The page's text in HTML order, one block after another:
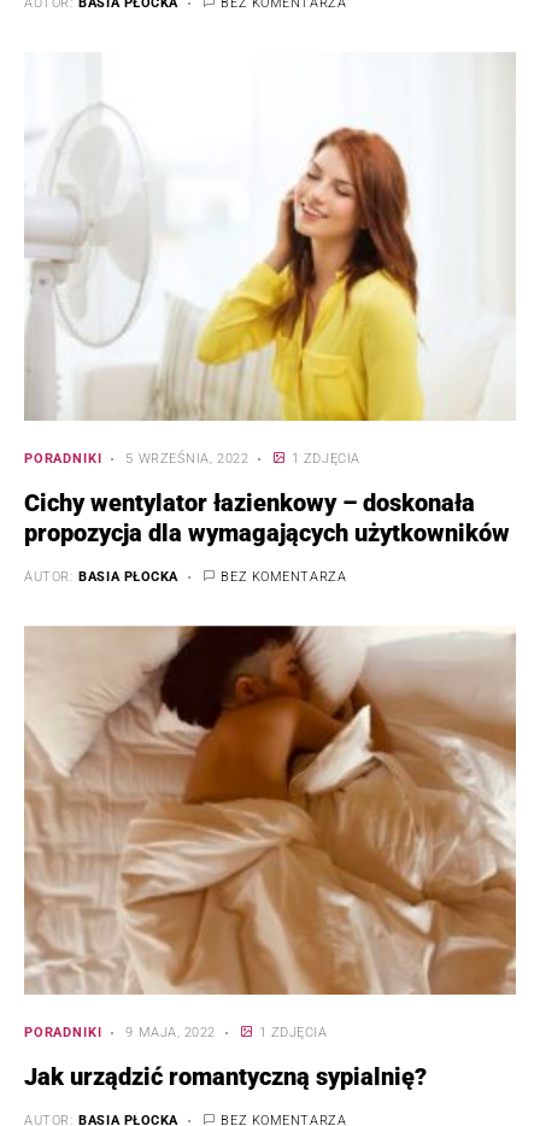
AUTOR: BASIA PŁOCKA BEZ KOMENTARZA
PORADNIKI 5 WRZEŚNIA, 2022 1 ZDJĘCIA
Cichy wentylator łazienkowy – doskonała
propozycja dla wymagających użytkowników
AUTOR: BASIA PŁOCKA BEZ KOMENTARZA
PORADNIKI 9 MAJA, 2022 1 ZDJĘCIA
Jak urządzić romantyczną sypialnię?
AUTOR: BASIA PŁOCKA BEZ KOMENTARZA